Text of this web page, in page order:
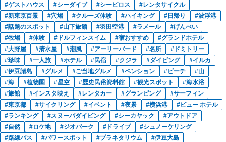
ゲストハウス
シーダイブ シーピロス
レンタサイクル
新東京百景
穴場 クルーズ体験 ハイキング 日帰り
波浮港
話題のスポット
山下旅館 羽田空港 ラメール
げんべい
牧場
体験 ドルフィンスイム 宿おすすめ
グランドホテル
大野屋
清水屋 潮風 アーリーバード 名所
ドミトリー
珍味
一人旅 ホテル 民宿 クジラ ダイビング
イルカ
伊豆諸島
グルメ ご当地グルメ ペンション ビーチ
山
海
植物園 星空 歴史民俗資料館 観光スポット
海水浴
旅館
インスタ映え レンタカー グランピング
サーフィン
東京都
サイクリング イベント 夜景 横浜港
ビュー ホテル
ランキング
スヌーバダイビング シーカヤック
アウトドア
自然
ロケ地 ジオパーク ドライブ
シュノーケリング
路線バス
パワースポット プラネタリウム
伊豆大島